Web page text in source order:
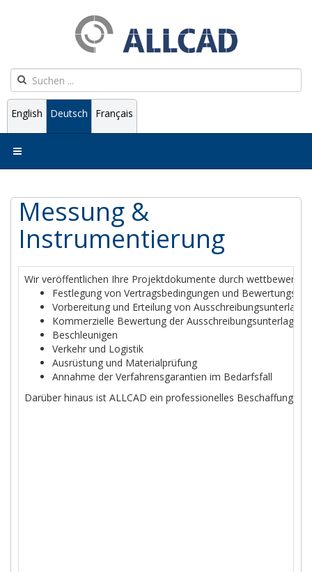
English Deutsch Français
Messung &
Instrumentierung
Wir veröffentlichen Ihre Projektdokumente durch
Festlegung von Vertragsbedingungen und
Vorbereitung und Erteilung von Ausschreibungsunterlagen
Kommerzielle Bewertung der Ausschreibungsunterlagen
Beschleunigen
Verkehr und Logistik
Ausrüstung und Materialprüfung
Annahme der Verfahrensgarantien im Bedarfsfall
Darüber hinaus ist ALLCAD ein professionelles